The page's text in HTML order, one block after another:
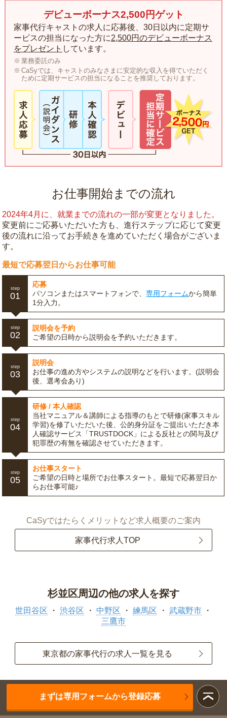
デビューボーナス2,500円ゲット
家事代行キャストの求人に応募後、30日以内に定期サ
ービスの担当になった方に2,500円のデビューボーナス
をプレゼント しています。
業務委託のみ
CaSyでは、キャストのみなさまに安定的な収入を得ていただく
ために定期サービスの担当になることを推奨しております。
お仕事開始までの流れ
2024年4月に、就業までの流れの一部が変更となりました。
変更前にご応募いただいた方も、進行ステップに応じて変更
後の流れに沿ってお手続きを進めていただく場合がございま
す。
最短で応募翌日からお仕事可能
step
01
応募
パソコンまたはスマートフォンで、専用フォームから簡単
1分入力。
step
02
説明会を予約
ご希望の日時から説明会を予約いただきます。
step
03
説明会
お仕事の進め方やシステムの説明などを行います。(説明会
後、選考会あり)
step
04
研修 / 本人確認
当社マニュアル＆講師による指導のもとで研修(家事スキル
学習)を修了いただいた後、公的身分証をご提出いただき本
人確認サービス「TRUSTDOCK」による反社との関与及び
犯罪歴の有無を確認させていただきます。
step
05
お仕事スタート
ご希望の日時と場所でお仕事スタート。最短で応募翌日か
らお仕事可能♪
CaSyではたらくメリットなど求人概要のご案内
家事代行求人TOP
杉並区周辺の他の求人を探す
世田谷区 渋谷区 中野区 練馬区
武蔵野市
三鷹市
東京都の家事代行の求人一覧を見る
まずは専用フォームから登録応募